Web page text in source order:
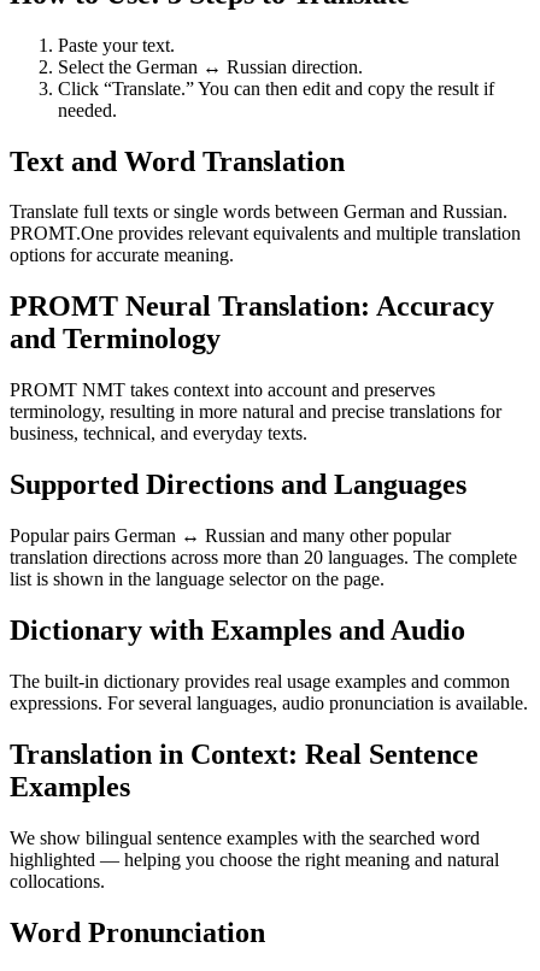
Paste your text.
Select the German ↔ Russian direction.
Click “Translate.” You can then edit and copy the result if
needed.
Text and Word Translation
Translate full texts or single words between German and Russian.
PROMT.One provides relevant equivalents and multiple translation
options for accurate meaning.
PROMT Neural Translation: Accuracy
and Terminology
PROMT NMT takes context into account and preserves
terminology, resulting in more natural and precise translations for
business, technical, and everyday texts.
Supported Directions and Languages
Popular pairs German ↔ Russian and many other popular
translation directions across more than 20 languages. The complete
list is shown in the language selector on the page.
Dictionary with Examples and Audio
The built-in dictionary provides real usage examples and common
expressions. For several languages, audio pronunciation is available.
Translation in Context: Real Sentence
Examples
We show bilingual sentence examples with the searched word
highlighted — helping you choose the right meaning and natural
collocations.
Word Pronunciation